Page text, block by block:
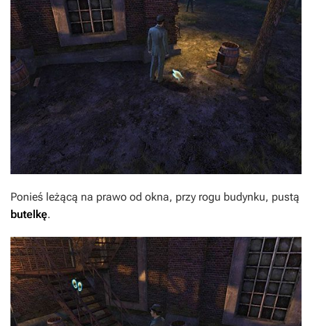
Ponieś leżącą na prawo od okna, przy rogu budynku, pustą
butelkę.